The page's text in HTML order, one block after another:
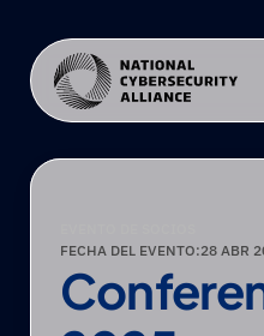
FECHA DEL EVENTO:28 ABR